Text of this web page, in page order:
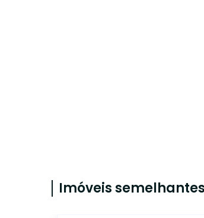
Imóveis semelhantes